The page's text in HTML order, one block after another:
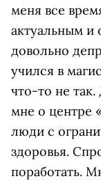
меня все
актуальным и
довольно
учился в
что-то не так.
мне о центре
люди с
здоровья.
поработать.